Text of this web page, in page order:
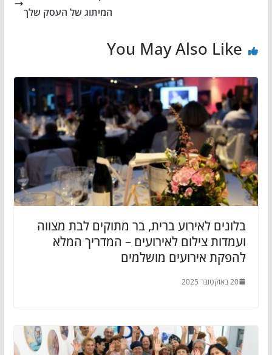
המיתוג של העסק שלך
You May Also Like
בלונים לאירוע ברית, בר מתוקים לבת מצווה
ועמדות צילום לאירועים – המדריך המלא
להפקת אירועים מושלמים
20 באוקטובר 2025